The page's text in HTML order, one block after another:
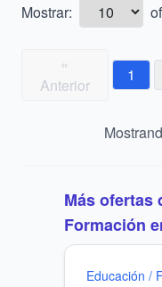
Mostrar:
«
Anterior
1
Más ofertas
Formación
Educación /